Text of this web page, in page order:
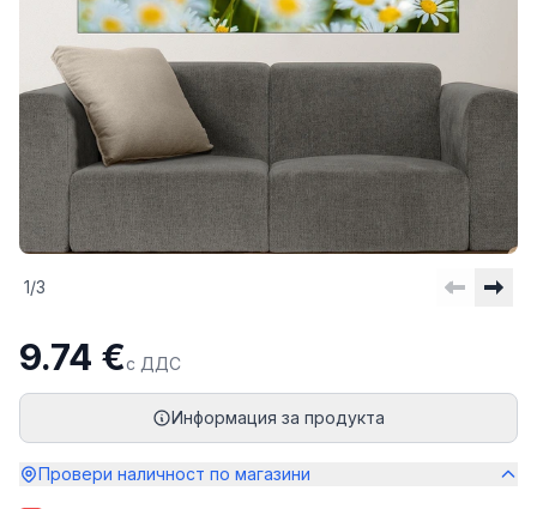
1/3
9.74 €с ДДС
Информация за продукта
Провери наличност по магазини